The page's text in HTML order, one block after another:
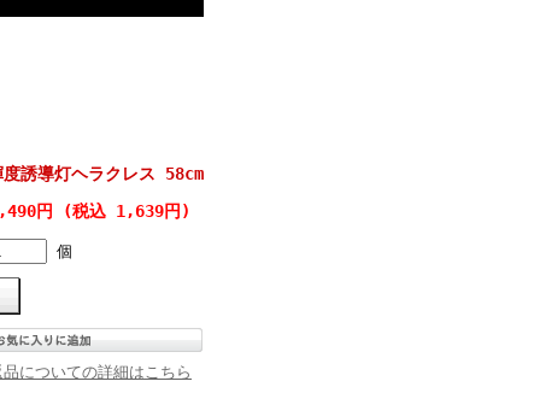
度誘導灯ヘラクレス 58cm
円 (税込 1,639円)
個
品についての詳細はこちら